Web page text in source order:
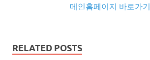
메인홈페이지 바로가기
사
RELATED POSTS